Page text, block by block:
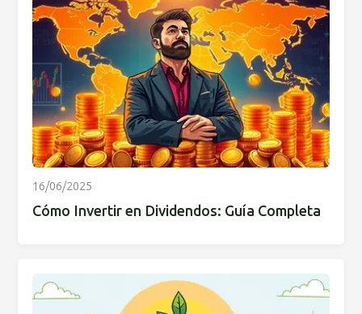
16/06/2025
Cómo Invertir en Dividendos: Guía Completa